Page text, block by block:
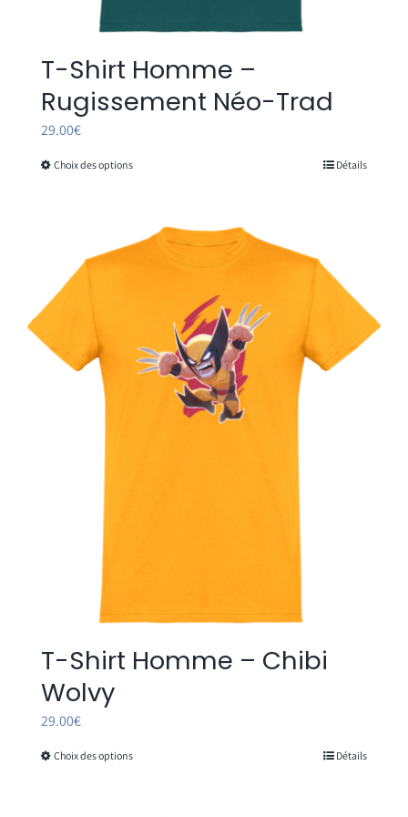
T-Shirt Homme –
Rugissement Néo-Trad
29.00€
Choix des optionsCe
plusieurs
options
peuvent
être
choisies
Détails
T-Shirt Homme – Chibi
Wolvy
29.00€
Choix des optionsCe
Détails